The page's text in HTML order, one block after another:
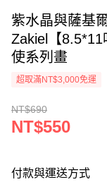
紫水晶與薩基
Zakiel【
使系列畫
超取滿NT$3,000免運
NT$690
NT$550
付款與運送方式